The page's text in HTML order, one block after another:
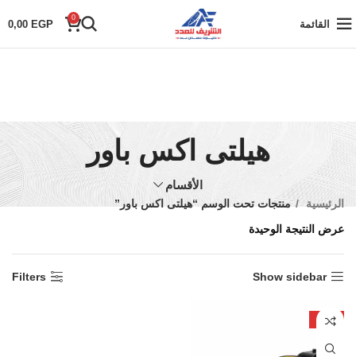
القائمة
0
0,00 EGP
هيلتى اكس باور
الأقسام
الرئيسية
منتجات تحت الوسم “هيلتى اكس باور”
عرض النتيجة الوحيدة
Show sidebar
Filters
-25%